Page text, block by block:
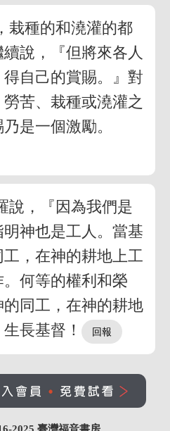
栽種的和澆灌的都
說，『但將來各人
自己的賞賜。』對
苦、栽種或澆灌之
是一個激勵。
說，『因為我們是
神也是工人。當基
，在神的耕地上工
何等的權利和榮
同工，在神的耕地
長基督！